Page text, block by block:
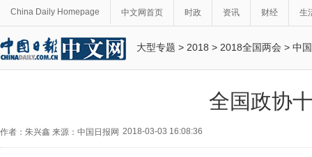
China Daily Homepage 中文网首页 时政 资讯 财经 生
大型专题 > 2018 > 2018全国两会 > 中
全国政协
作者：朱兴鑫 来源：中国日报网 2018-03-03 16:08:36